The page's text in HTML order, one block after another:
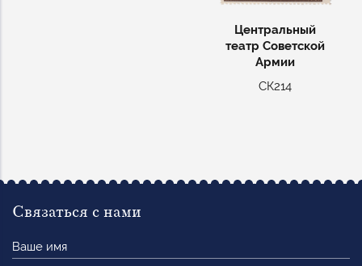
Центральный
театр Советской
Армии
СК214
Связаться с нами
имя